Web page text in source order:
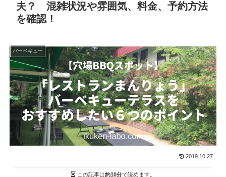
夫？ 混雑状況や雰囲気、料金、予約方法
を確認！
バーベキュー
2019.10.27
この記事は約10分で読めます。